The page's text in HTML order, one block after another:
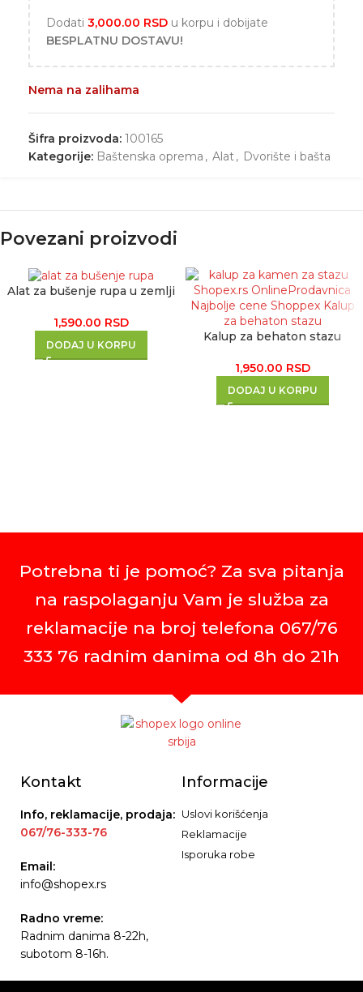
Dodati 3,000.00 RSD u korpu i dobijate
BESPLATNU DOSTAVU!
Nema na zalihama
Šifra proizvoda: 100165
Kategorije: Baštenska oprema , Alat, Dvorište i bašta
Povezani proizvodi
Alat za bušenje rupa u zemlji
1,590.00 RSD
DODAJ U KORPU
Kalup za behaton stazu
1,950.00 RSD
DODAJ U KORPU
Potrebna ti je pomoć? Za sva pitanja
na raspolaganju Vam je služba za
reklamacije na broj telefona 067/76
333 76 radnim danima od 8h do 21h
Kontakt
Info, reklamacije, prodaja:
067/76-333-76
Email:
info@shopex.rs
Radno vreme:
Radnim danima 8-22h,
subotom 8-16h.
Informacije
Uslovi korišćenja
Reklamacije
Isporuka robe